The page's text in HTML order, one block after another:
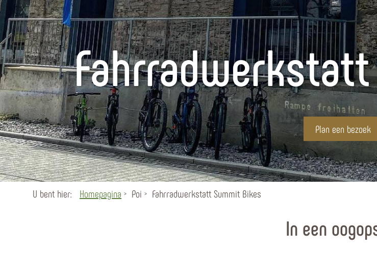
Plan een bezoek
U bent hier: Homepagina Poi Fahrradwerkstatt Summit Bikes
In een